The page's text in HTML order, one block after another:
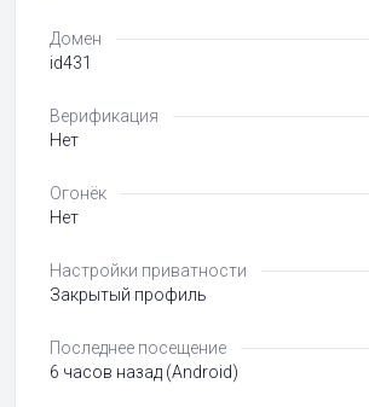
Домен
id431
Верификация
Нет
Огонёк
Нет
Настройки приватности
Закрытый профиль
Последнее посещение
6 часов назад (Android)